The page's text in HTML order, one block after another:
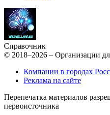
Справочник
© 2018–2026 – Организации
Компании в городах
Реклама на сайте
Перепечатка материалов
первоисточника